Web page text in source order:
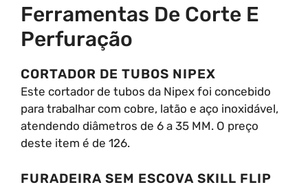
Ferramentas De Corte E
Perfuração
CORTADOR DE TUBOS NIPEX
Este cortador de tubos da Nipex foi concebido
para trabalhar com cobre, latão e aço inoxidável,
atendendo diâmetros de 6 a 35 MM. O preço
deste item é de 126.
FURADEIRA SEM ESCOVA SKILL FLIP